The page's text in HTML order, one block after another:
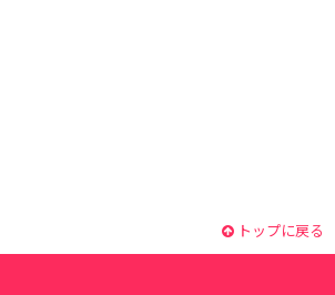
トップに戻る